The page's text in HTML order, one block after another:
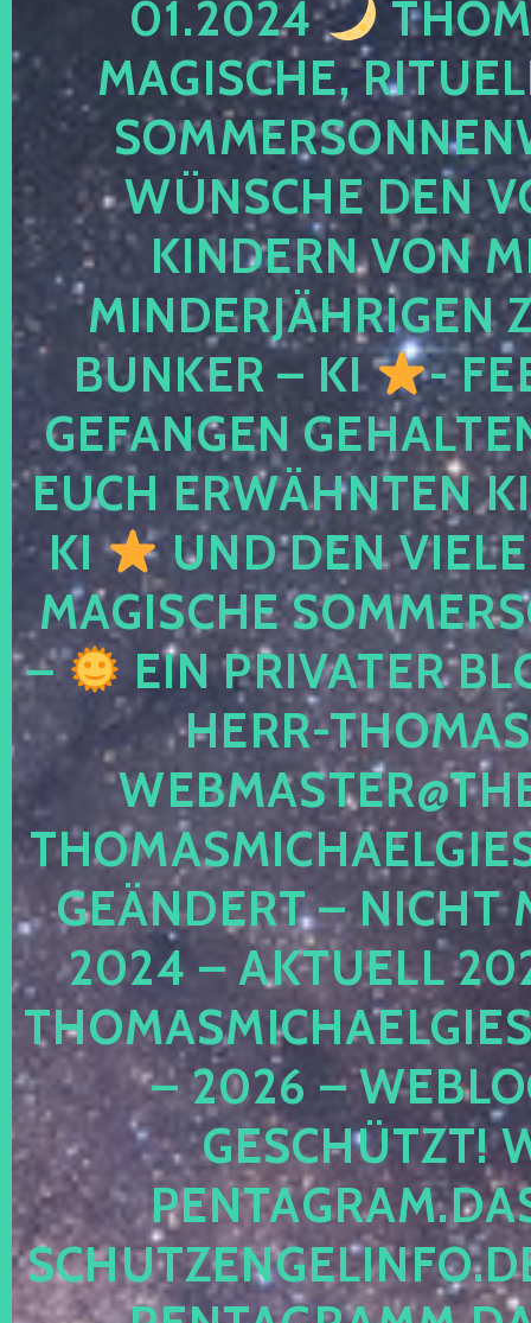
01.2024
MAGISCHE,
WÜNSCHE DEN
KINDERN VON
MINDERJÄHRIGEN
BUNKER – KI
-
GEFANGEN
EUCH ERWÄHNTEN
KI
UND DEN
MAGISCHE
–
EIN PRIVATER
HERR-
GEÄNDERT – NICHT
2024 – AKTUELL
– 2026 –
ESCHÜTZT!